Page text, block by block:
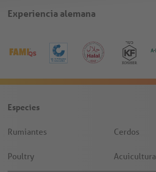
Experiencia alemana
Especies
Rumiantes Cerdos
Poultry Acuicultura